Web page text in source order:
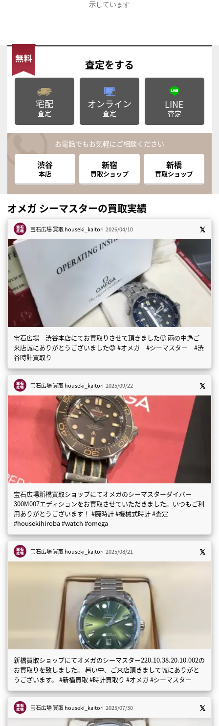
示しています
査定をする
宅配
査定
オンライン
査定
LINE
査定
お電話でもお気軽にご相談ください
渋谷
本店
新宿
買取ショップ
新橋
買取ショップ
オメガ シーマスターの買取実績
宝石広場 買取houseki_kaitori 2026/04/10
宝石広場 渋谷本店にてお買取りさせて頂きました🙂 雨の中☂️ご
来店誠にありがとうございました😊 #オメガ #シーマスター #渋
谷時計買取り
宝石広場 買取houseki_kaitori 2025/09/22
宝石広場新橋買取ショップにてオメガのシーマスターダイバー
300M007エディションをお買取させていただきました。いつもご利
用ありがとうございます！ #腕時計 #機械式時計 #査定
#housekihiroba #watch #omega
宝石広場 買取houseki_kaitori 2025/08/21
新橋買取ショップにてオメガのシーマスター220.10.38.20.10.002の
お買取りを致しました。 暑い中、ご来店頂きまして誠にありがと
うございます。 #新橋買取 #時計買取り #オメガ #シーマスター
宝石広場 買取houseki_kaitori 2025/07/30